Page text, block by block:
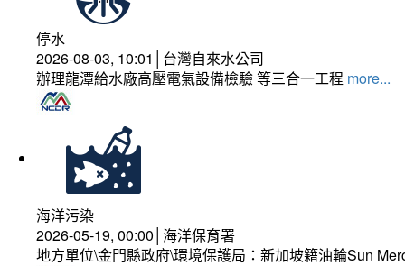
停水
2026-08-03, 10:01│台灣自來水公司
辦理龍潭給水廠高壓電氣設備檢驗 等三合一工程 more...
海洋污染
2026-05-19, 00:00│海洋保育署
地方單位\金門縣政府\環境保護局：新加坡籍油輪Sun